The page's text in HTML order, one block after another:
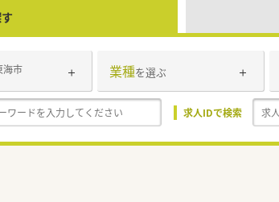
海市 業種を選ぶ
求人IDで検索